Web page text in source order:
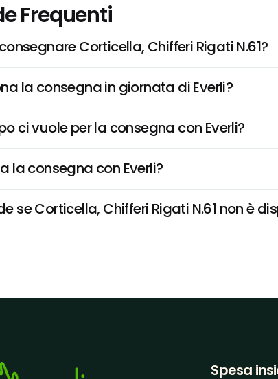
Frequenti
Corticella, Chifferi Rigati N.61?
la consegna in giornata di Everli?
ci vuole per la consegna con Everli?
la consegna con Everli?
se Corticella, Chifferi Rigati N.61 non è
Spesa